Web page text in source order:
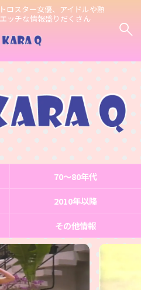
ロスター女優、アイドルや熟
ッチな情報盛りだくさん
70〜80年代
2010年以降
その他情報